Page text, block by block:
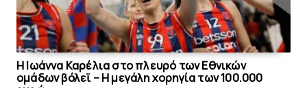
Η Ιωάννα Καρέλια στο πλευρό των Εθνικών
ομάδων βόλεϊ – H μεγάλη χορηγία των 100.000